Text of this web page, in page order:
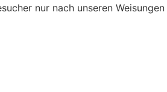
nur nach unseren